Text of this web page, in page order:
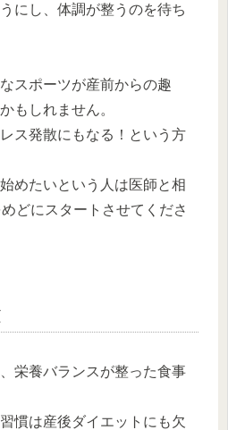
にし、体調が整うのを待ち
スポーツが産前からの趣
もしれません。
ス発散にもなる！という方
めたいという人は医師と相
どにスタートさせてくださ
栄養バランスが整った食事
慣は産後ダイエットにも欠